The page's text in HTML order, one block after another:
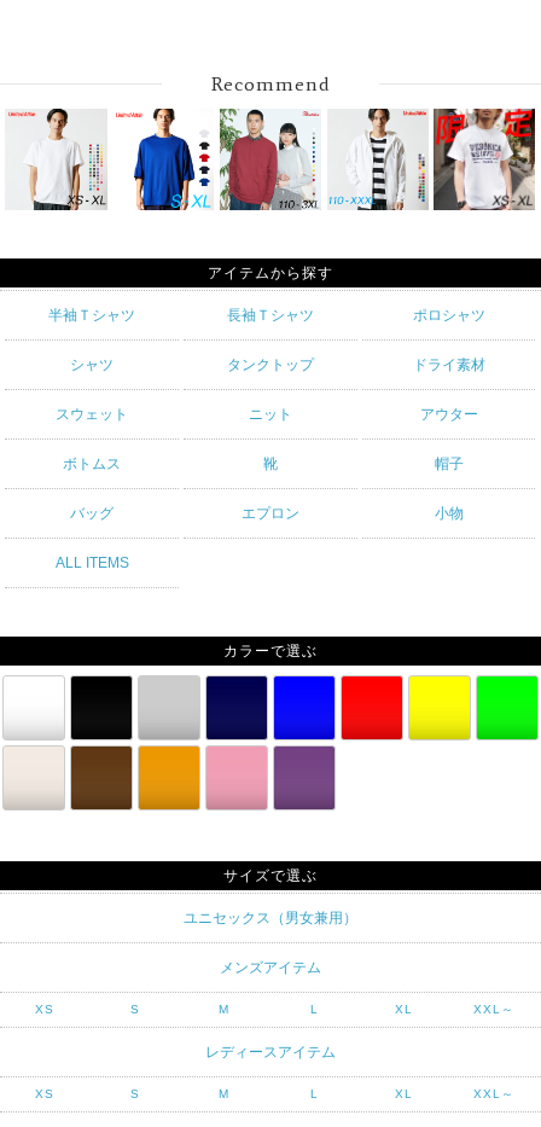
Recommend
アイテムから探す
半袖Ｔシャツ 長袖Ｔシャツ ポロシャツ
シャツ タンクトップ ドライ素材
スウェット ニット アウター
ボトムス 靴 帽子
バッグ エプロン 小物
ALL ITEMS
カラーで選ぶ
サイズで選ぶ
ユニセックス（男女兼用）
メンズアイテム
XS S M L XL XXL～
レディースアイテム
XS S M L XL XXL～